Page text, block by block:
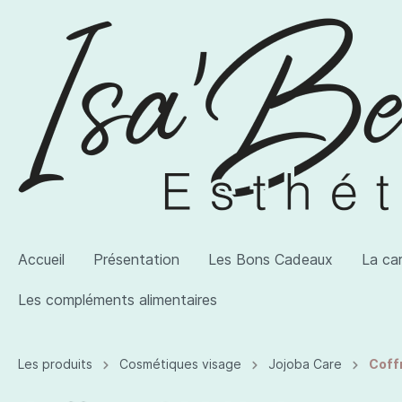
Accueil Présentation Les Bons Cadeaux La
Les compléments alimentaires
Voir la catégorie AWI Artist
Voir la catégorie Les produits
Voir la catégorie Les compléments alimentaires
Les produits Cosmétiques visage Jojoba Care